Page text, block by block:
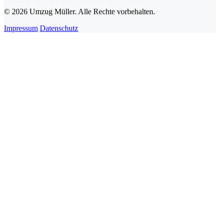
© 2026 Umzug Müller. Alle Rechte vorbehalten.
Impressum Datenschutz